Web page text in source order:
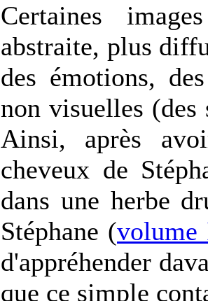
Certaines
abstraite, plus
des émotions,
non visuelles (des
Ainsi, après
cheveux de
dans une herbe
Stéphane (volume
d'appréhender
que ce simple